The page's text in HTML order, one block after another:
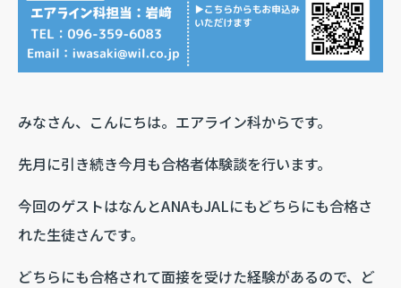
みなさん、こんにちは。エアライン科からです。
先月に引き続き今月も合格者体験談を行います。
今回のゲストはなんとANAもJALにもどちらにも合格さ
れた生徒さんです。
どちらにも合格されて面接を受けた経験があるので、ど